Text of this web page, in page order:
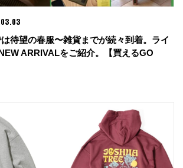
待望の春服〜雑貨までが続々到着。ライ
ARRIVALをご紹介。【買えるGO